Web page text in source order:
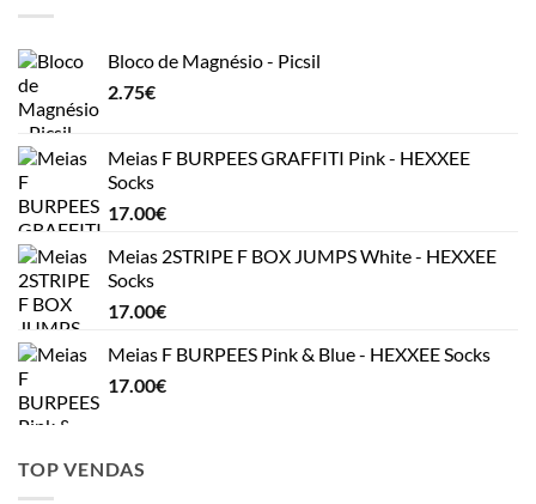
Bloco de Magnésio - Picsil
2.75€
Meias F BURPEES GRAFFITI Pink - HEXXEE
Socks
17.00€
Meias 2STRIPE F BOX JUMPS White - HEXXEE
Socks
17.00€
Meias F BURPEES Pink & Blue - HEXXEE Socks
17.00€
TOP VENDAS